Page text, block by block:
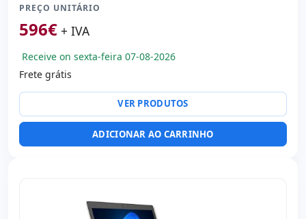
Processador: Intel Core i7 10750H 2.6 GHz.
Som: Realtek ALC3204
Led 15.6 '' FullHD 16: 9 · Resolução 1920x1080
Portas de vídeo:
Multimídia: Webcam · Leitor SD · Leitor DNI
Layout do teclado Inglês · Teclado
numérico
hR embalagens
PREÇO UNITÁRIO
596€ + IVA
Receive on sexta-feira 07-08-2026
Frete grátis
VER PRODUTOS
ADICIONAR AO CARRINHO